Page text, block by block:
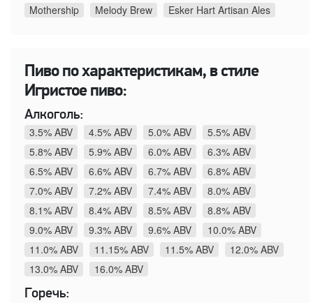
Mothership
Melody Brew Esker Hart Artisan Ales
Пиво по характеристикам, в стиле
Игристое пиво:
Алкоголь:
3.5% ABV
4.5% ABV 5.0% ABV
5.5% ABV
5.8% ABV
5.9% ABV 6.0% ABV
6.3% ABV
6.5% ABV
6.6% ABV 6.7% ABV
6.8% ABV
7.0% ABV
7.2% ABV 7.4% ABV
8.0% ABV
8.1% ABV
8.4% ABV 8.5% ABV
8.8% ABV
9.0% ABV
9.3% ABV 9.6% ABV
10.0% ABV
11.0% ABV
11.15% ABV 11.5% ABV
12.0% ABV
13.0% ABV
16.0% ABV
Горечь: